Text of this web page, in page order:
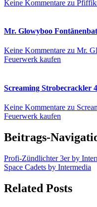
Keine Kommentare zu
Mr. Glowyboo
Keine Kommentare zu Mr.
Feuerwerk kaufen
Screaming Strobecrackler
Keine Kommentare zu
Feuerwerk kaufen
Beitrags-
Profi-Zündlichter 3er by
Space Cadets by Intermedia
Related Posts